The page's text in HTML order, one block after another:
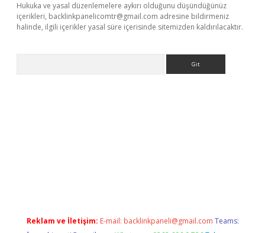
Hukuka ve yasal düzenlemelere aykırı olduğunu düşündüğünüz
içerikleri, backlinkpanelicomtr@gmail.com adresine bildirmeniz
halinde, ilgili içerikler yasal süre içerisinde sitemizden kaldırılacaktır.
Reklam ve İletişim: E-mail: backlinkpaneli@gmail.com Teams: